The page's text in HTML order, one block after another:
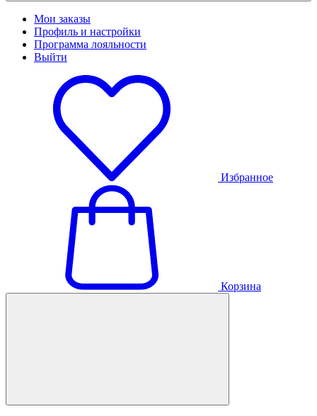
Мои заказы
Профиль и настройки
Программа лояльности
Выйти
Избранное
Корзина